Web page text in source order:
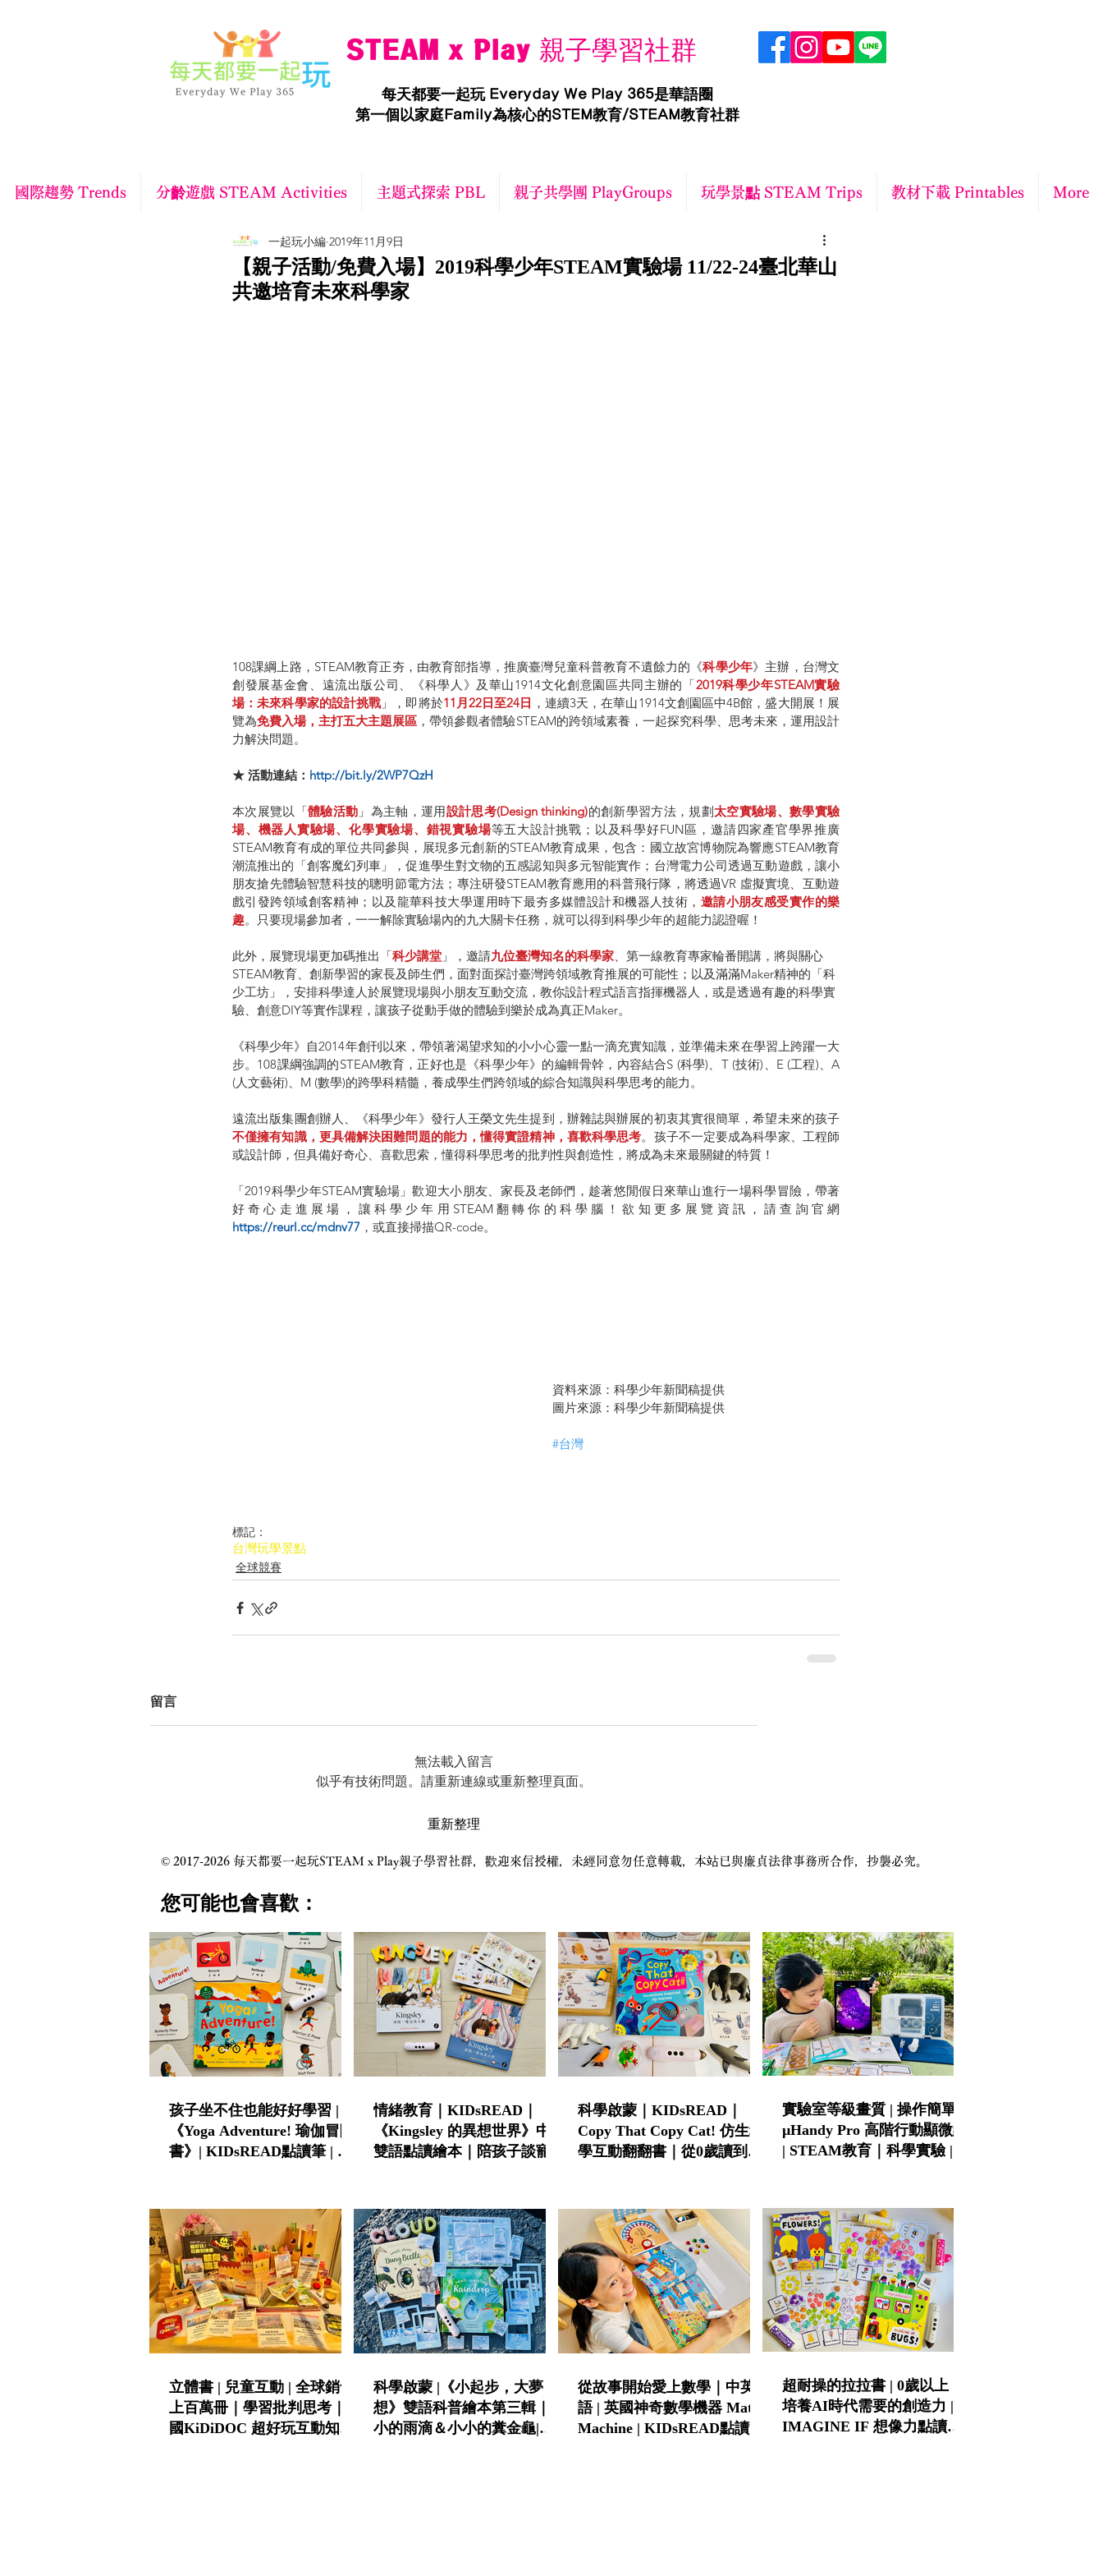
STEAM x Play 親子學習社群
每天都要一起玩 Everyday We Play 365是華語圈
第一個以家庭Family為核心的STEM教育/STEAM教育社群
國際趨勢 Trends 分齡遊戲 STEAM Activities 主題式探索 PBL 親子共學團 PlayGroups 玩學景點 STEAM Trips 教材下載 Printables More
【親子活動/免費入場】2019科學少年STEAM實驗場 11/22-24臺北華山
共邀培育未來科學家
一起玩小編 2019年11月9日
108課綱上路，STEAM教育正夯，由教育部指導，推廣臺灣兒童科普教育不遺餘力的《科學少年》主辦，台灣文
創發展基金會、遠流出版公司、《科學人》及華山1914文化創意園區共同主辦的「2019科學少年STEAM實驗
場：未來科學家的設計挑戰 」，即將於11月22日至24日 ，連續3天，在華山1914文創園區中4B館，盛大開展！展
覽為免費入場，主打五大主題展區 ，帶領參觀者體驗STEAM的跨領域素養，一起探究科學、思考未來，運用設計
力解決問題。
★ 活動連結： http://bit.ly/2WP7QzH
本次展覽以「體驗活動 」為主軸，運用設計思考(Design thinking)的創新學習方法，規劃 太空實驗場、數學實驗
場、機器人實驗場、化學實驗場、錯視實驗場等五大設計挑戰；以及科學好FUN區，邀請四家產官學界推廣
STEAM教育有成的單位共同參與，展現多元創新的STEAM教育成果，包含：國立故宮博物院為響應STEAM教育
潮流推出的「創客魔幻列車」，促進學生對文物的五感認知與多元智能實作；台灣電力公司透過互動遊戲，讓小
朋友搶先體驗智慧科技的聰明節電方法；專注研發STEAM教育應用的科普飛行隊，將透過VR 虛擬實境、互動遊
戲引發跨領域創客精神；以及龍華科技大學運用時下最夯多媒體設計和機器人技術， 邀請小朋友感受實作的樂
趣。只要現場參加者，一一解除實驗場內的九大關卡任務，就可以得到科學少年的超能力認證喔！
此外，展覽現場更加碼推出「科少講堂 」，邀請九位臺灣知名的科學家、第一線教育專家輪番開講，將與關心
STEAM教育、創新學習的家長及師生們，面對面探討臺灣跨領域教育推展的可能性；以及滿滿Maker精神的「科
少工坊」，安排科學達人於展覽現場與小朋友互動交流，教你設計程式語言指揮機器人，或是透過有趣的科學實
驗、創意DIY等實作課程，讓孩子從動手做的體驗到樂於成為真正Maker。
《科學少年》自2014年創刊以來，帶領著渴望求知的小小心靈一點一滴充實知識，並準備未來在學習上跨躍一大
步。108課綱強調的STEAM教育，正好也是《科學少年》的編輯骨幹，內容結合S (科學)、T (技術)、E (工程)、A
(人文藝術)、M (數學)的跨學科精髓，養成學生們跨領域的綜合知識與科學思考的能力。
遠流出版集團創辦人、《科學少年》發行人王榮文先生提到，辦雜誌與辦展的初衷其實很簡單，希望未來的孩子
不僅擁有知識，更具備解決困難問題的能力，懂得實證精神，喜歡科學思考。孩子不一定要成為科學家、工程師
或設計師，但具備好奇心、喜歡思索，懂得科學思考的批判性與創造性，將成為未來最關鍵的特質！
「2019科學少年STEAM實驗場」歡迎大小朋友、家長及老師們，趁著悠閒假日來華山進行一場科學冒險，帶著
好奇心走進展場，讓科學少年用STEAM翻轉你的科學腦！欲知更多展覽資訊，請查詢官網
https://reurl.cc/mdnv77 ，或直接掃描QR-code。
資料來源：科學少年新聞稿提供
圖片來源：科學少年新聞稿提供
#台灣
標記：
台灣玩學景點
全球競賽
留言
無法載入留言
似乎有技術問題。請重新連線或重新整理頁面。
重新整理
​您可能也會喜歡：
孩子坐不住也能好好學習 |
《Yoga Adventure! 瑜伽冒險
書》| KIDsREAD點讀筆 | 中
情緒教育｜KIDsREAD｜
《Kingsley 的異想世界》中英
雙語點讀繪本｜陪孩子談寵物
科學啟蒙｜KIDsREAD｜
Copy That Copy Cat! 仿生科
學互動翻翻書｜從0歲讀到小
實驗室等級畫質 | 操作簡單 |
µHandy Pro 高階行動顯微組
| STEAM教育｜科學實驗 | 科
立體書 | 兒童互動 | 全球銷售
上百萬冊｜學習批判思考｜法
國KiDiDOC 超好玩互動知識
科學啟蒙 |《小起步，大夢
想》雙語科普繪本第三輯｜小
小的雨滴＆小小的糞金龜|
從故事開始愛上數學｜中英雙
語 | 英國神奇數學機器 Math
Machine | KIDsREAD點讀筆
超耐操的拉拉書 | 0歲以上 |
培養AI時代需要的創造力 |
IMAGINE IF 想像力點讀互
© 2017-2026 每天都要一起玩STEAM x Play親子學習社群，歡迎來信授權，未經同意勿任意轉載，本站已與廉貞法律事務所合作，抄襲必究。